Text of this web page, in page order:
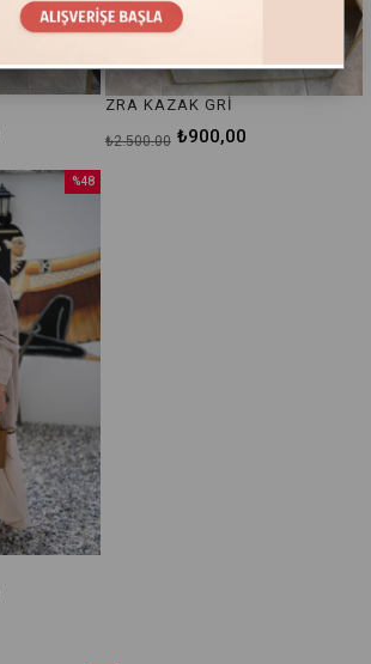
ZRA KAZAK GRİ
₺900,00
₺2.500,00
%48